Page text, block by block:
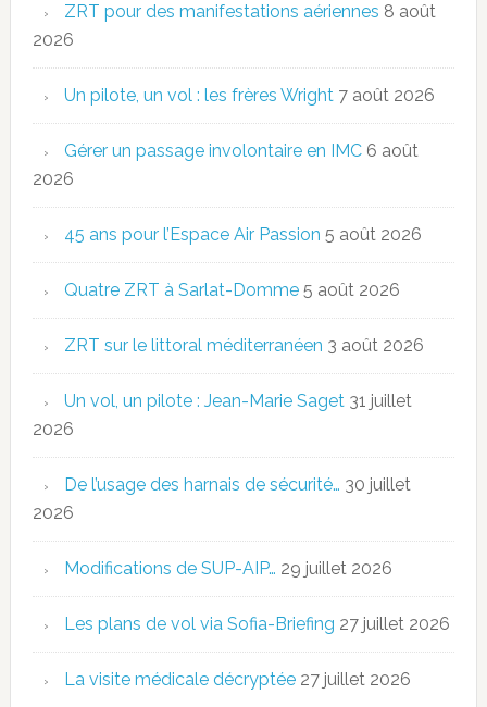
ZRT pour des manifestations aériennes 8 août
2026
Un pilote, un vol : les frères Wright 7 août 2026
Gérer un passage involontaire en IMC 6 août
2026
45 ans pour l’Espace Air Passion 5 août 2026
Quatre ZRT à Sarlat-Domme 5 août 2026
ZRT sur le littoral méditerranéen 3 août 2026
Un vol, un pilote : Jean-Marie Saget 31 juillet
2026
De l’usage des harnais de sécurité… 30 juillet
2026
Modifications de SUP-AIP… 29 juillet 2026
Les plans de vol via Sofia-Briefing 27 juillet 2026
La visite médicale décryptée 27 juillet 2026